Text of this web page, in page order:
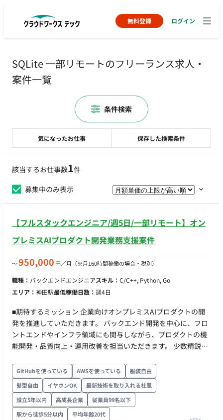
無料登録 ログイン
SQLite 一部リモートのフリーランス求人・
案件一覧
該当するお仕事数1件
募集中のみ表示
【フルスタックエンジニア/週5日/一部リモート】オン
プレミスAIプロダクト開発業務支援案件
〜950,000 円／月 （※月160時間稼働の場合・税別）
職種： バックエンドエンジニアスキル： C/C++, Python, Go
エリア： 神田駅最低稼働日数： 週4日
■期待するミッション 企業向けオンプレミスAIプロダクトの開
発を推進していただきます。 バックエンド開発を中心に、フロ
ントエンドやインフラ領域にも関与しながら、プロダクトの機
能開発・品質向上・運用改善を担当いただきます。 少数精鋭の
など上流工程にも携わり、事業成長を支える中核エンジニアと
してご活躍いただくことを期待しています。 ■業務内容・担当
工程 【AIプロダクトのバックエンド開発】 ・Pythonを用いた
API開発 ・バックエンドアーキテクチャの設計・実装 ・データ
処理基盤の開発 ・パフォーマンス改善およびチューニング 【フ
GitHubを使っている AWSを使っている
服装自由
髪型自由
イヤホンOK
最新技術を取り入れる社風
設立5年以内
高成長企業
従業員99名以下
駅から徒歩5分以内
平均年齢20代
気になったお仕事 保存した検索条件
条件検索